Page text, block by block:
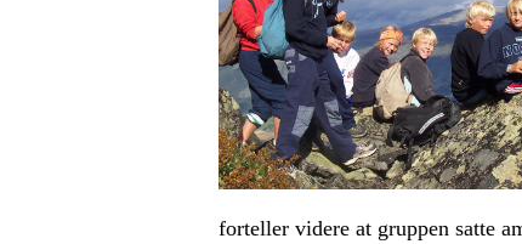
forteller videre at gruppen satte